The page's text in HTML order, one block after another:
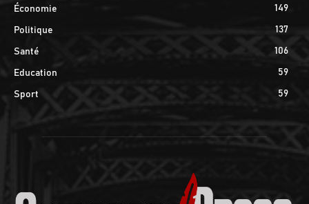
Économie 149
Politique 137
Santé 106
Education 59
Sport 59